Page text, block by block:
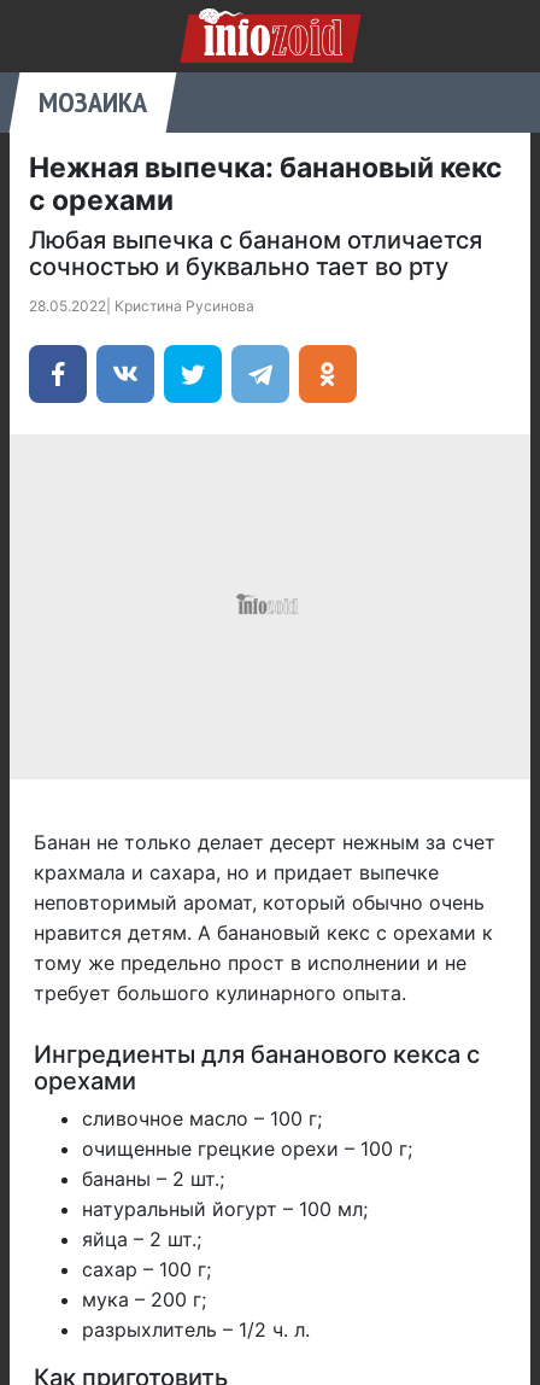
МОЗАИКА
Нежная выпечка: банановый кекс
с орехами
Любая выпечка с бананом отличается
сочностью и буквально тает во рту
28.05.2022 Кристина Русинова
Банан не только делает десерт нежным за счет
крахмала и сахара, но и придает выпечке
неповторимый аромат, который обычно очень
нравится детям. А банановый кекс с орехами к
тому же предельно прост в исполнении и не
требует большого кулинарного опыта.
Ингредиенты для бананового кекса с
орехами
сливочное масло – 100 г;
очищенные грецкие орехи – 100 г;
бананы – 2 шт.;
натуральный йогурт – 100 мл;
яйца – 2 шт.;
сахар – 100 г;
мука – 200 г;
разрыхлитель – 1/2 ч. л.
Как приготовить